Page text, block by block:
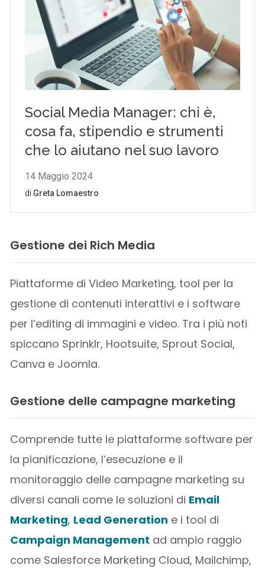
Gestione dei Rich Media
Piattaforme di Video Marketing, tool per la
gestione di contenuti interattivi e i software
per l’editing di immagini e video. Tra i più noti
spiccano Sprinklr, Hootsuite, Sprout Social,
Canva e Joomla.
Gestione delle campagne marketing
Comprende tutte le piattaforme software per
la pianificazione, l’esecuzione e il
monitoraggio delle campagne marketing su
diversi canali come le soluzioni di Email
Marketing, Lead Generation e i tool di
Campaign Management ad ampio raggio
come Salesforce Marketing Cloud, Mailchimp,